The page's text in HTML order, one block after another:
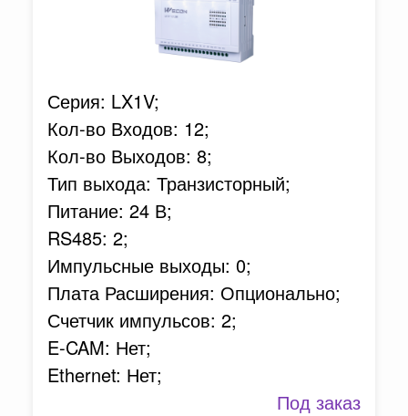
Серия: LX1V;
Кол-во Входов: 12;
Кол-во Выходов: 8;
Тип выхода: Транзисторный;
Питание: 24 В;
RS485: 2;
Импульсные выходы: 0;
Плата Расширения: Опционально;
Счетчик импульсов: 2;
E-CAM: Нет;
Ethernet: Нет;
Под заказ